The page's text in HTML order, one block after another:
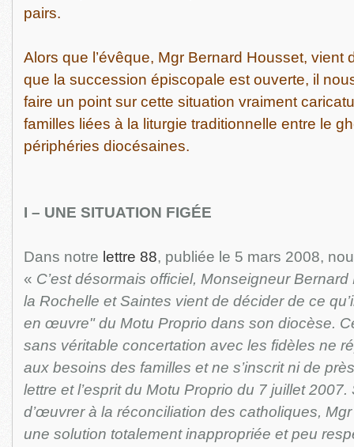
pairs.
Alors que l’évêque, Mgr Bernard Housset, vient
que la succession épiscopale est ouverte, il
faire un point sur cette situation vraiment
familles liées à la liturgie traditionnelle entre le
périphéries diocésaines.
I – UNE SITUATION FIGÉE
Dans notre lettre 88, publiée le 5 mars 2008,
« C’est désormais officiel, Monseigneur
la Rochelle et Saintes vient de décider de ce
en œuvre" du Motu Proprio dans son diocèse.
sans véritable concertation avec les fidèles ne
aux besoins des familles et ne s’inscrit ni de
lettre et l’esprit du Motu Proprio du 7 juillet
d’œuvrer à la réconciliation des catholiques,
une solution totalement inappropriée et peu